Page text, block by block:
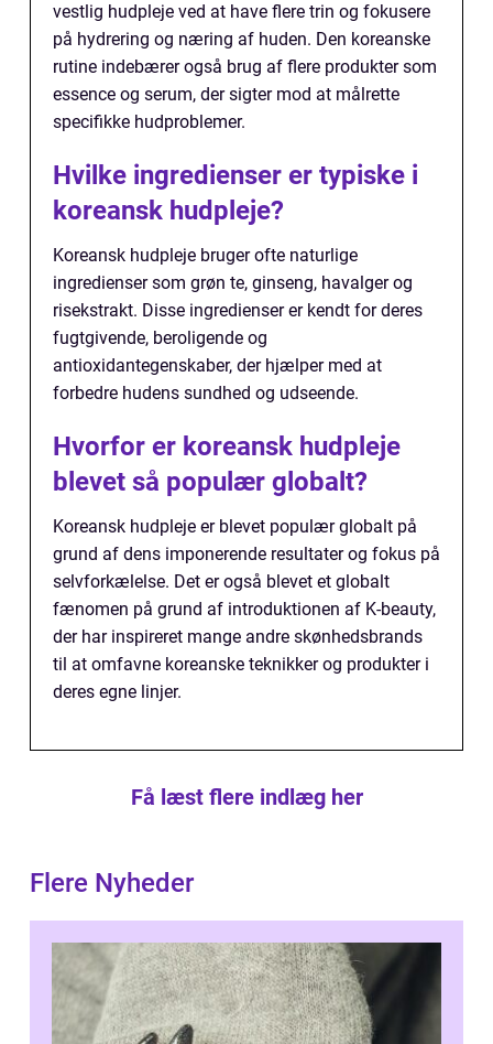
vestlig hudpleje ved at have flere trin og fokusere
på hydrering og næring af huden. Den koreanske
rutine indebærer også brug af flere produkter som
essence og serum, der sigter mod at målrette
specifikke hudproblemer.
Hvilke ingredienser er typiske i
koreansk hudpleje?
Koreansk hudpleje bruger ofte naturlige
ingredienser som grøn te, ginseng, havalger og
risekstrakt. Disse ingredienser er kendt for deres
fugtgivende, beroligende og
antioxidantegenskaber, der hjælper med at
forbedre hudens sundhed og udseende.
Hvorfor er koreansk hudpleje
blevet så populær globalt?
Koreansk hudpleje er blevet populær globalt på
grund af dens imponerende resultater og fokus på
selvforkælelse. Det er også blevet et globalt
fænomen på grund af introduktionen af K-beauty,
der har inspireret mange andre skønhedsbrands
til at omfavne koreanske teknikker og produkter i
deres egne linjer.
Få læst flere indlæg her
Flere Nyheder